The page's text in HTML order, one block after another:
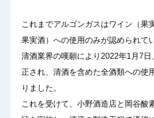
これまでアルゴンガスはワイン（果
果実酒）への使用のみが認められて
清酒業界の嘆願により2022年1月7日
正され、清酒を含めた全酒類への使
りました。
これを受けて、小野酒造店と岡谷酸